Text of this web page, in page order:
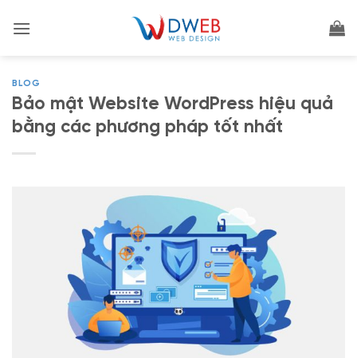
qua
BLOG
Bảo mật Website WordPress hiệu quả
bằng các phương pháp tốt nhất